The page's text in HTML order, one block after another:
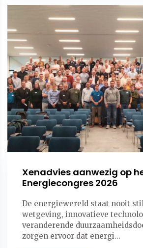
Xenadvies aanwezig op
Energiecongres 2026
De energiewereld staat nooit
wetgeving, innovatieve
veranderende
zorgen ervoor dat energi...